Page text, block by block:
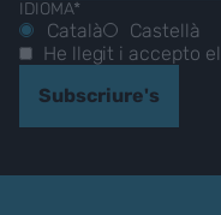
IDIOMA*
Català
Castellà
He llegit i accepto
Subscriure's